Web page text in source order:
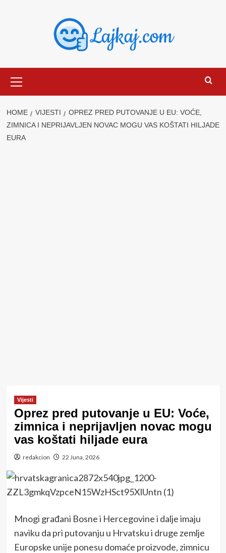
Menu
HOME VIJESTI
OPREZ PRED PUTOVANJE U EU: VOĆE,
ZIMNICA I NEPRIJAVLJEN NOVAC MOGU VAS KOŠTATI HILJADE
EURA
Vijesti
Oprez pred putovanje u EU: Voće,
zimnica i neprijavljen novac mogu
vas koštati hiljade eura
redakcion 22 Juna, 2026
Mnogi građani Bosne i Hercegovine i dalje imaju
naviku da pri putovanju u Hrvatsku i druge zemlje
Europske unije ponesu domaće proizvode, zimnicu